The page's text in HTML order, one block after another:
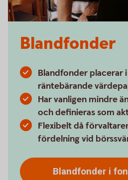
Blandfonder
Blandfonder placerar
räntebärande
Har vanligen mindre
och definieras som
Flexibelt då
fördelning vid
Blandfonder i